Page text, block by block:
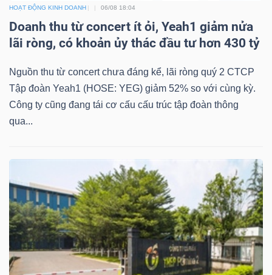
HOẠT ĐỘNG KINH DOANH 06/08 18:04
Doanh thu từ concert ít ỏi, Yeah1 giảm nửa
lãi ròng, có khoản ủy thác đầu tư hơn 430 tỷ
Nguồn thu từ concert chưa đáng kể, lãi ròng quý 2 CTCP
Tập đoàn Yeah1 (HOSE: YEG) giảm 52% so với cùng kỳ.
Công ty cũng đang tái cơ cấu cấu trúc tập đoàn thông
qua...